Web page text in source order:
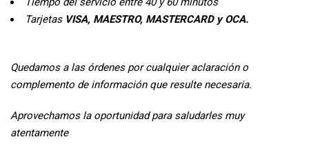
Tarjetas VISA, MAESTRO, MASTERCARD y OCA.
Quedamos a las órdenes por cualquier aclaración o
complemento de información que resulte necesaria.
Aprovechamos la oportunidad para saludarles muy
atentamente